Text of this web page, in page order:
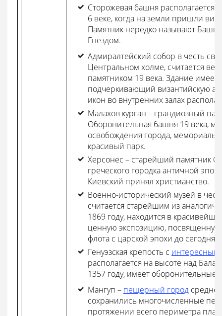
Сторожевая башня располагается
6 веке, когда на земли пришли
Памятник нередко называют
Гнездом.
Адмиралтейский собор в честь св.
Центральном холме, считается
памятником 19 века. Здание
подчеркивающий византийскую
икон во внутренних залах
Малахов курган – грандиозный
Оборонительная башня 19 века,
освобождения города,
красивый парк.
Херсонес – старейший памятник
греческого городка античной
Киевский принял христианство.
Военно-исторический музей в
считается старейшим из
1869 году, находится в
ценную экспозицию, посвященную
флота с царской эпохи до
Генуэзская крепость с интересным
располагается на высоте над
1357 году, имеет оборонительные
Мангуп – пещерный город
сохранились многочисленные
протяжении всего периметра